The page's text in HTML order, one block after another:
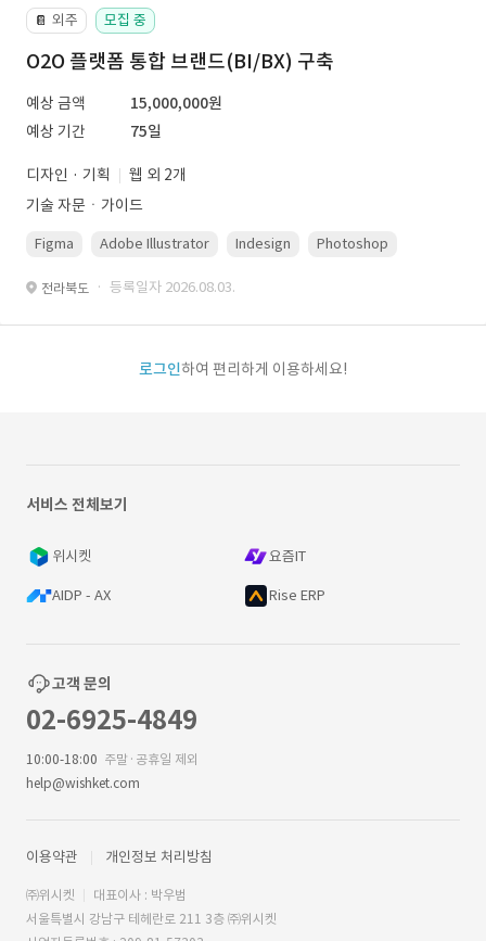
📔 외주 모집 중
O2O 플랫폼 통합 브랜드(BI/BX) 구축
예상 금액
15,000,000원
예상 기간
75일
디자인 · 기획
웹 외 2개
기술 자문ㆍ가이드
Figma Adobe Illustrator Indesign Photoshop
전라북도 · 등록일자 2026.08.03.
로그인하여 편리하게 이용하세요!
서비스 전체보기
위시켓 요즘IT
AIDP - AX Rise ERP
고객 문의
02-6925-4849
10:00-18:00 주말·공휴일 제외
help@wishket.com
이용약관 개인정보 처리방침
㈜위시켓
대표이사 : 박우범
서울특별시 강남구 테헤란로 211 3층 ㈜위시켓